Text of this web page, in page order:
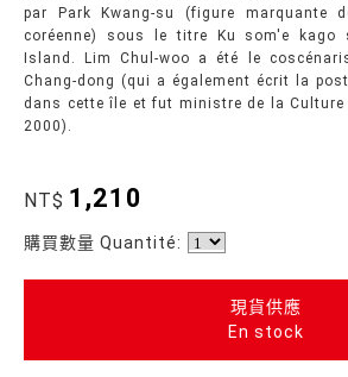
par Park Kwang-su (figure marquante
coréenne) sous le titre Ku som'e
Island. Lim Chul-woo a été le
Chang-dong (qui a également écrit la
dans cette île et fut ministre de la Culture
2000).
NT$ 1,210
購買數量 Quantité:
現貨供應
En stock